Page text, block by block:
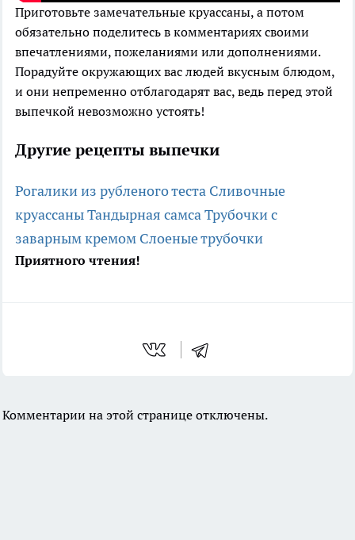
Приготовьте замечательные круассаны, а потом
обязательно поделитесь в комментариях своими
впечатлениями, пожеланиями или дополнениями.
Порадуйте окружающих вас людей вкусным блюдом,
и они непременно отблагодарят вас, ведь перед этой
выпечкой невозможно устоять!
Другие рецепты выпечки
Рогалики из рубленого теста Сливочные
круассаныТандырная самсаТрубочки с
заварным кремом Слоеные трубочки
Приятного чтения!
Комментарии на этой странице отключены.